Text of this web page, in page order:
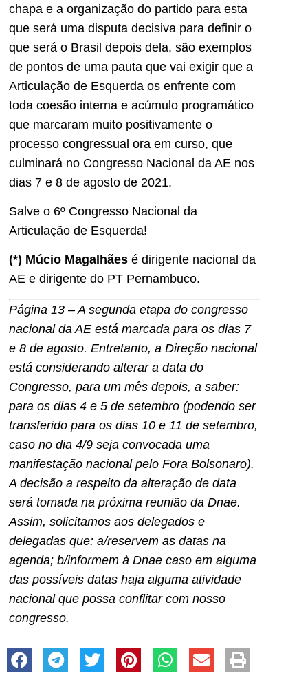
chapa e a organização do partido para esta
que será uma disputa decisiva para definir o
que será o Brasil depois dela, são exemplos
de pontos de uma pauta que vai exigir que a
Articulação de Esquerda os enfrente com
toda coesão interna e acúmulo programático
que marcaram muito positivamente o
processo congressual ora em curso, que
culminará no Congresso Nacional da AE nos
dias 7 e 8 de agosto de 2021.
Salve o 6º Congresso Nacional da
Articulação de Esquerda!
(*) Múcio Magalhães é dirigente nacional da
AE e dirigente do PT Pernambuco.
Página 13 – A segunda etapa do congresso
nacional da AE está marcada para os dias 7
e 8 de agosto. Entretanto, a Direção nacional
está considerando alterar a data do
Congresso, para um mês depois, a saber:
para os dias 4 e 5 de setembro (podendo ser
transferido para os dias 10 e 11 de setembro,
caso no dia 4/9 seja convocada uma
manifestação nacional pelo Fora Bolsonaro).
A decisão a respeito da alteração de data
será tomada na próxima reunião da Dnae.
Assim, solicitamos aos delegados e
delegadas que: a/reservem as datas na
agenda; b/informem à Dnae caso em alguma
das possíveis datas haja alguma atividade
nacional que possa conflitar com nosso
congresso.